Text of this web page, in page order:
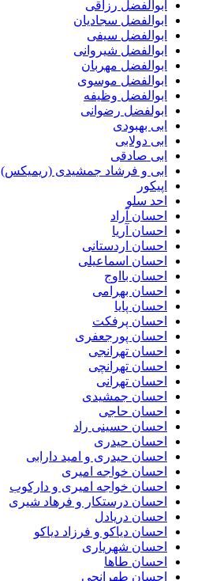
ابوالفضل رزاقی
ابوالفضل سجادیان
ابوالفضل سیفی
ابوالفضل شیروانی
ابوالفضل مهربان
ابوالفضل موسوی
ابوالفضل وظیفه
ابولفضل رضوانی
ابی بهبودی
ابی دولابی
ابی صادقی
ابی و فرشاد جمشیدی (ریمیکس)
اپیکور
احد سلو
احسان آراد
احسان آریا
احسان اردستانی
احسان اسماعیلی
احسان بااوج
احسان بهرامی
احسان پایا
احسان پرفکت
احسان پورجعفری
احسان تهرانجی
احسان تهرانچی
احسان تهرانی
احسان جمشیدی
احسان حاجی
احسان حسینی راد
احسان حیدری
احسان حیدری و امید دارابی
احسان خواجه امیری
احسان خواجه امیری و دارکوب
احسان درستكار و فرهاد شيرى
احسان دریادل
احسان دیاکو و فرزاد دیاکو
احسان شهریاری
احسان طاها
احسان طهرانچی